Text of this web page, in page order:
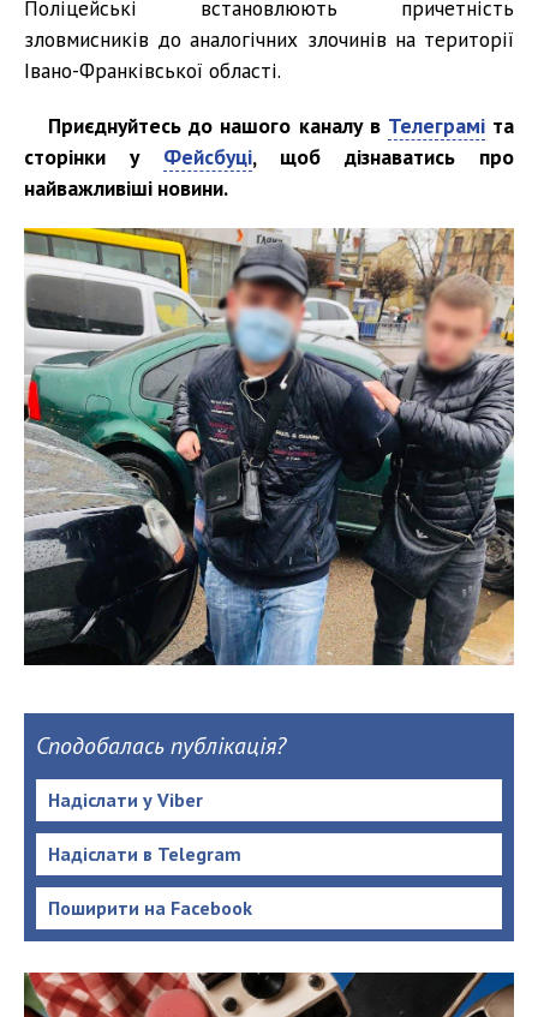
Поліцейські встановлюють причетність
зловмисників до аналогічних злочинів на території
Івано-Франківської області.
Приєднуйтесь до нашого каналу в Телеграміта
сторінки у Фейсбуці, щоб дізнаватись про
найважливіші новини.
Сподобалась публікація?
Надіслати у Viber
Надіслати в Telegram
Поширити на Facebook